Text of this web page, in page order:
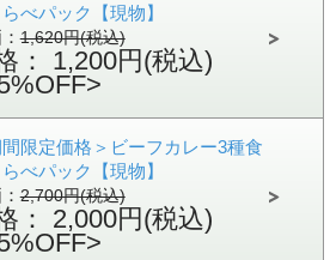
べパック【現物】
1,620円(税込)
： 1,200円(税込)
間限定価格＞ビーフカレー3種食
べパック【現物】
2,700円(税込)
： 2,000円(税込)